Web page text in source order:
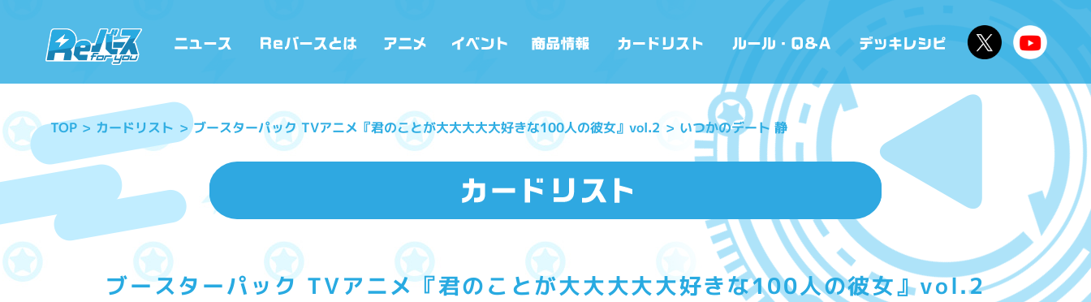
TOP カードリスト ブースターパック TVアニメ『君のことが大大大大大好きな100人の彼女』vol.2 いつかのデート 静
ブースターパック TVアニメ『君のことが大大大大大好きな100人の彼女』vol.2